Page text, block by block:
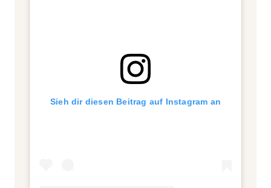
Sieh dir diesen Beitrag auf Instagram an